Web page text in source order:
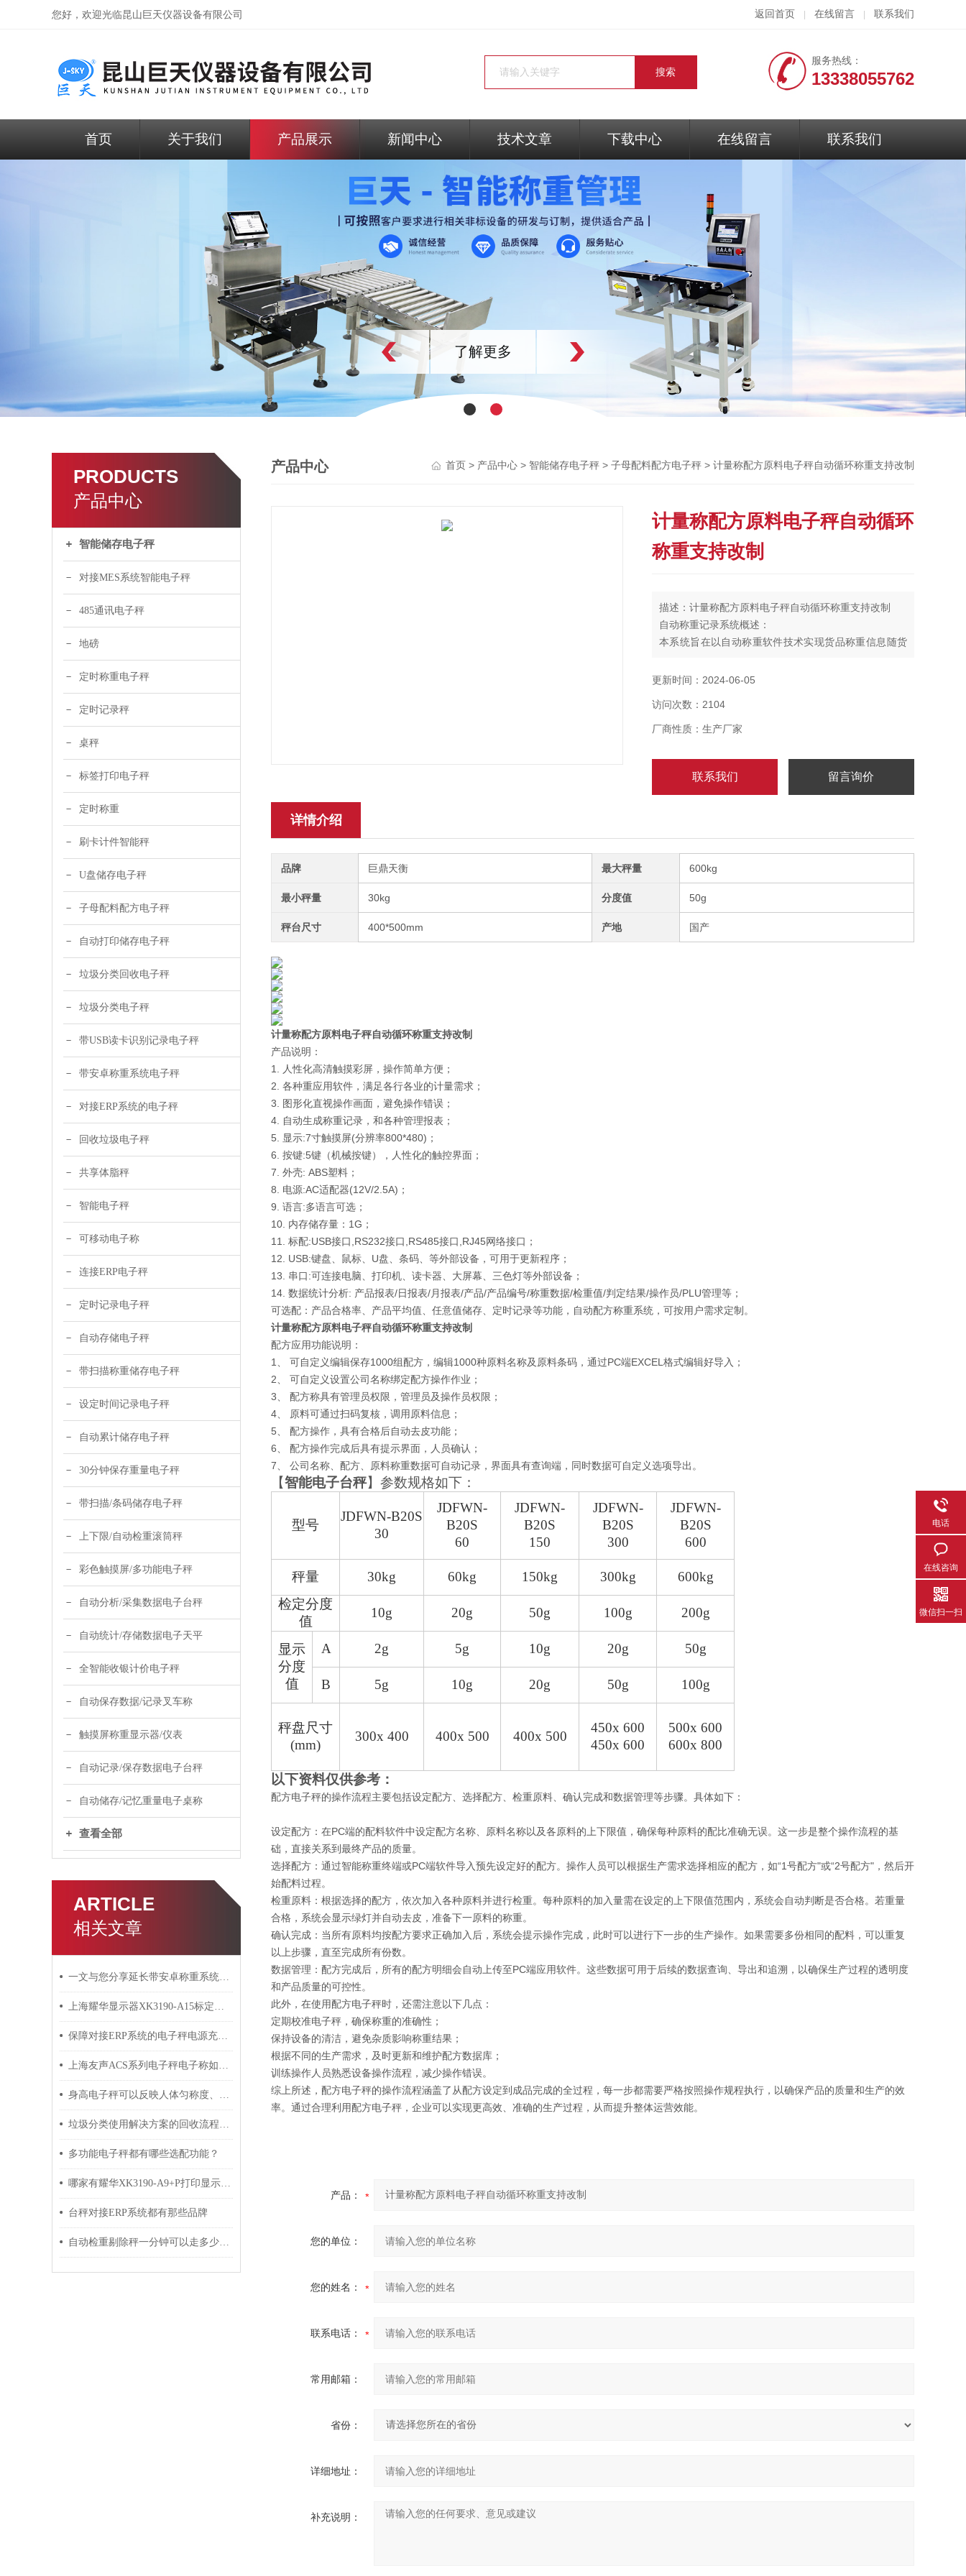
您好，欢迎光临昆山巨天仪器设备有限公司 返回首页 在线留言 联系我们
服务热线：
13338055762
首页 关于我们 产品展示 新闻中心 技术文章 下载中心 在线留言 联系我们
了解更多 Previous
PRODUCTS
产品中心
智能储存电子秤
对接MES系统智能电子秤
485通讯电子秤
地磅
定时称重电子秤
定时记录秤
桌秤
标签打印电子秤
定时称重
刷卡计件智能秤
U盘储存电子秤
子母配料配方电子秤
自动打印储存电子秤
垃圾分类回收电子秤
垃圾分类电子秤
带USB读卡识别记录电子秤
带安卓称重系统电子秤
对接ERP系统的电子秤
回收垃圾电子秤
共享体脂秤
智能电子秤
可移动电子称
连接ERP电子秤
定时记录电子秤
自动存储电子秤
带扫描称重储存电子秤
设定时间记录电子秤
自动累计储存电子秤
30分钟保存重量电子秤
带扫描/条码储存电子秤
上下限/自动检重滚筒秤
彩色触摸屏/多功能电子秤
自动分析/采集数据电子台秤
自动统计/存储数据电子天平
全智能收银计价电子秤
自动保存数据/记录叉车称
触摸屏称重显示器/仪表
自动记录/保存数据电子台秤
自动储存/记忆重量电子桌称
查看全部
ARTICLE
相关文章
一文与您分享延长带安卓称重系统电子秤使用寿命的方法
上海耀华显示器XK3190-A15标定与调试方法
保障对接ERP系统的电子秤电源充足的方法及维修注意事项介绍
上海友声ACS系列电子秤电子称如何校验
身高电子秤可以反映人体匀称度、生长发育水平及营养状况
垃圾分类使用解决方案的回收流程是什么？
多功能电子秤都有哪些选配功能？
哪家有耀华XK3190-A9+P打印显示器的校正设定
台秤对接ERP系统都有那些品牌
自动检重剔除秤一分钟可以走多少件？巨鼎天衡工程师为您解答
产品中心 首页 > 产品中心 > 智能储存电子秤 > 子母配料配方电子秤 > 计量称配方原料电子秤自动循环称重支持改制
计量称配方原料电子秤自动循环
称重支持改制
描述：计量称配方原料电子秤自动循环称重支持改制
自动称重记录系统概述：
本系统旨在以自动称重软件技术实现货品称重信息随货
查询、统计所有的称重历史记录，以全自动称重记录系
更新时间：2024-06-05
访问次数：2104
厂商性质：生产厂家
联系我们 留言询价
详情介绍
品牌 巨鼎天衡 最大秤量 600kg
最小秤量 30kg 分度值 50g
秤台尺寸 400*500mm 产地 国产
计量称配方原料电子秤自动循环称重支持改制
产品说明：
1. 人性化高清触摸彩屏，操作简单方便；
2. 各种重应用软件，满足各行各业的计量需求；
3. 图形化直视操作画面，避免操作错误；
4. 自动生成称重记录，和各种管理报表；
5. 显示:7寸触摸屏(分辨率800*480)；
6. 按键:5键（机械按键），人性化的触控界面；
7. 外壳: ABS塑料；
8. 电源:AC适配器(12V/2.5A)；
9. 语言:多语言可选；
10. 内存储存量：1G；
11. 标配:USB接口,RS232接口,RS485接口,RJ45网络接口；
12. USB:键盘、鼠标、U盘、条码、等外部设备，可用于更新程序；
13. 串口:可连接电脑、打印机、读卡器、大屏幕、三色灯等外部设备；
14. 数据统计分析: 产品报表/日报表/月报表/产品/产品编号/称重数据/检重值/判定结果/操作员/PLU管理等；
可选配：产品合格率、产品平均值、任意值储存、定时记录等功能，自动配方称重系统，可按用户需求定制。
计量称配方原料电子秤自动循环称重支持改制
配方应用功能说明：
1、 可自定义编辑保存1000组配方，编辑1000种原料名称及原料条码，通过PC端EXCEL格式编辑好导入；
2、 可自定义设置公司名称绑定配方操作作业；
3、 配方称具有管理员权限，管理员及操作员权限；
4、 原料可通过扫码复核，调用原料信息；
5、 配方操作，具有合格后自动去皮功能；
6、 配方操作完成后具有提示界面，人员确认；
7、 公司名称、配方、原料称重数据可自动记录，界面具有查询端，同时数据可自定义选项导出。
【智能电子台秤】参数规格如下：
型号
JDFWN-B20S
30
JDFWN-
B20S
60
JDFWN-
B20S
150
JDFWN-
B20S
300
JDFWN-
B20S
600
秤量 30kg 60kg 150kg 300kg
600kg
检定分度
值
10g 20g 50g 100g 200g
显示
分度
值
A 2g 5g 10g 20g 50g
B 5g 10g 20g 50g 100g
秤盘尺寸
(mm)
300x 400 400x 500 400x 500
450x 600
450x 600
500x 600
600x 800
以下资料仅供参考：
配方电子秤的操作流程主要包括设定配方、选择配方、检重原料、确认完成和数据管理等步骤。具体如下：
设定配方：在PC端的配料软件中设定配方名称、原料名称以及各原料的上下限值，确保每种原料的配比准确无误。这一步是整个操作流程的基
础，直接关系到最终产品的质量。
选择配方：通过智能称重终端或PC端软件导入预先设定好的配方。操作人员可以根据生产需求选择相应的配方，如“1号配方"或“2号配方"，然后开
始配料过程。
检重原料：根据选择的配方，依次加入各种原料并进行检重。每种原料的加入量需在设定的上下限值范围内，系统会自动判断是否合格。若重量
合格，系统会显示绿灯并自动去皮，准备下一原料的称重。
确认完成：当所有原料均按配方要求正确加入后，系统会提示操作完成，此时可以进行下一步的生产操作。如果需要多份相同的配料，可以重复
以上步骤，直至完成所有份数。
数据管理：配方完成后，所有的配方明细会自动上传至PC端应用软件。这些数据可用于后续的数据查询、导出和追溯，以确保生产过程的透明度
和产品质量的可控性。
此外，在使用配方电子秤时，还需注意以下几点：
定期校准电子秤，确保称重的准确性；
保持设备的清洁，避免杂质影响称重结果；
根据不同的生产需求，及时更新和维护配方数据库；
训练操作人员熟悉设备操作流程，减少操作错误。
综上所述，配方电子秤的操作流程涵盖了从配方设定到成品完成的全过程，每一步都需要严格按照操作规程执行，以确保产品的质量和生产的效
率。通过合理利用配方电子秤，企业可以实现更高效、准确的生产过程，从而提升整体运营效能。
产品：
您的单位：
您的姓名：
联系电话：
常用邮箱：
省份：
详细地址：
补充说明：
电话
在线咨询
微信扫一扫